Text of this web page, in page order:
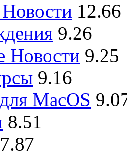
12.66
9.26
Новости 9.25
9.16
MacOS
8.51
7.87